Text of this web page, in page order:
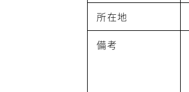
所在地
備考